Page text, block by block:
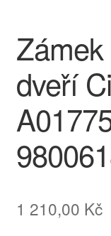
Reklamační řád
Vrakoviště Citroën
dveří
1 210,00 Kč